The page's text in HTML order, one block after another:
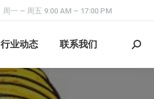
周一 – 周五 9:00 AM – 17:00 PM
行业动态 联系我们
搜